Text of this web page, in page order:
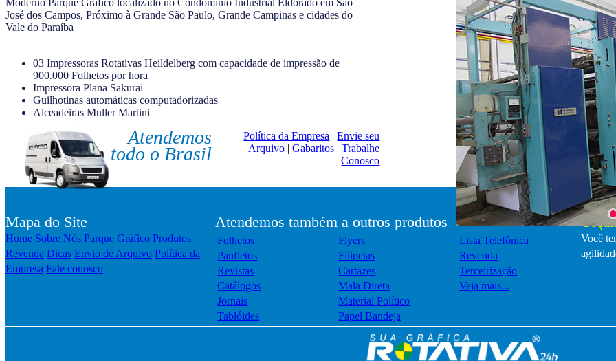
Moderno Parque Gráfico localizado no Condomínio Industrial Eldorado em São
José dos Campos, Próximo à Grande São Paulo, Grande Campinas e cidades do
Vale do Paraíba
03 Impressoras Rotativas Heildelberg com capacidade de impressão de
900.000 Folhetos por hora
Impressora Plana Sakurai
Guilhotinas automáticas computadorizadas
Alceadeiras Muller Martini
Atendemos
todo o Brasil
Política da Empresa |Envie seu
Arquivo |Gabaritos |Trabalhe
Conosco
Mapa do Site
Home Sobre Nós Parque Gráfico Produtos
Revenda Dicas Envio de Arquivo Política da
Empresa Fale conosco
Atendemos também a outros produtos
Folhetos
Panfletos
Revistas
Catálogos
Jornais
Tablóides
Flyers
Filipetas
Cartazes
Mala Direta
Material Político
Papel Bandeja
Lista Telefônica
Revenda
Terceirização
Veja mais...
Você